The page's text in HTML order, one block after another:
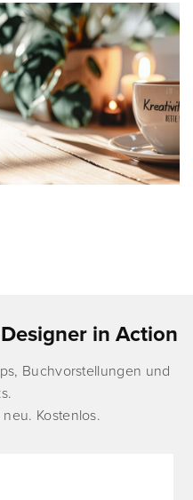
in Action
Buchvorstellungen und
Kostenlos.